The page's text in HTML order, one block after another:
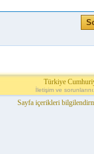
Türkiye
İletişim ve
Sayfa içerikleri